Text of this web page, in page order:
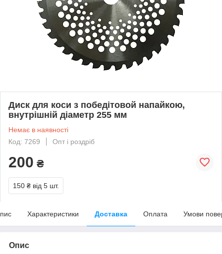
Диск для коси з победітовой напайкою,
внутрішній діаметр 255 мм
Немає в наявності
Код: 7269
Опт і роздріб
200 ₴
150 ₴ від 5 шт.
Характеристики Доставка Оплата Умови
Опис